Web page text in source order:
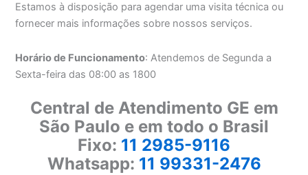
Estamos à disposição para agendar uma visita técnica ou
fornecer mais informações sobre nossos serviços.
Horário de Funcionamento: Atendemos de Segunda a
Sexta-feira das 08:00 as 1800
Central de Atendimento GE em
São Paulo e em todo o Brasil
Fixo: 11 2985-9116
Whatsapp: 11 99331-2476